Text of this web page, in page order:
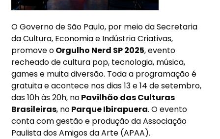
O Governo de São Paulo, por meio da Secretaria
da Cultura, Economia e Indústria Criativas,
promove oOrgulho Nerd SP 2025, evento
recheado de cultura pop, tecnologia, música,
games e muita diversão. Toda a programação é
gratuita e acontece nos dias 13 e14 de setembro,
das 10hàs 20h, noPavilhão das Culturas
Brasileiras, noParque Ibirapuera. O evento
conta com gestão e produção da Associação
Paulista dos Amigos da Arte (APAA).